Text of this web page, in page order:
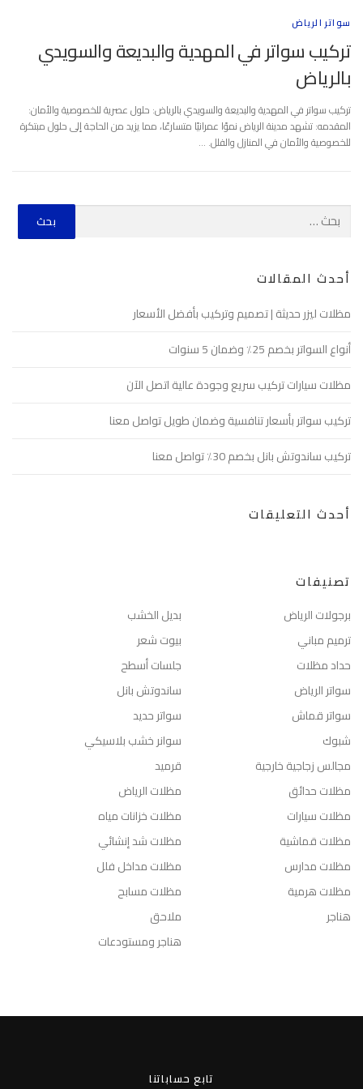
سواتر الرياض
تركيب سواتر في المهدية والبديعة والسويدي
بالرياض
تركيب سواتر في المهدية والبديعة والسويدي بالرياض: حلول عصرية للخصوصية والأمان:
المقدمه: تشهد مدينة الرياض نموًا عمرانيًا متسارعًا، مما يزيد من الحاجة إلى حلول مبتكرة
للخصوصية والأمان في المنازل والفلل. …
أحدث المقالات
مظلات ليزر حديثة | تصميم وتركيب بأفضل الأسعار
أنواع السواتر بخصم 25٪ وضمان 5 سنوات
مظلات سيارات تركيب سريع وجودة عالية اتصل الآن
تركيب سواتر بأسعار تنافسية وضمان طويل تواصل معنا
تركيب ساندوتش بانل بخصم 30٪ تواصل معنا
أحدث التعليقات
تصنيفات
بديل الخشب
برجولات الرياض
بيوت شعر
ترميم مباني
جلسات أسطح
حداد مظلات
ساندوتش بانل
سواتر الرياض
سواتر حديد
سواتر قماش
سوانر خشب بلاسيكي
شبوك
قرميد
مجالس زجاجية خارجية
مظلات الرياض
مظلات حدائق
مظلات خزانات مياه
مظلات سيارات
مظلات شد إنشائي
مظلات قماشية
مظلات مداخل فلل
مظلات مدارس
مظلات مسابح
مظلات هرمية
ملاحق
هناجر
هناجر ومستودعات
تابع حساباتنا